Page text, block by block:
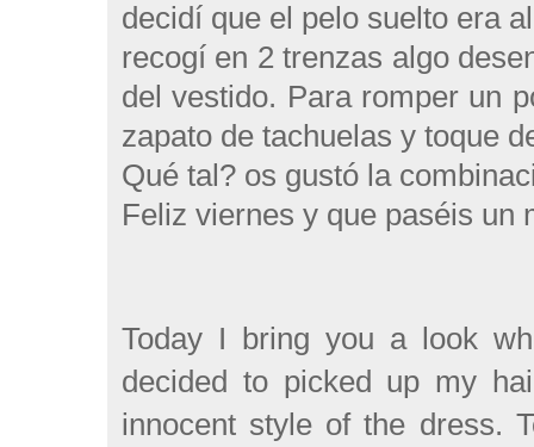
decidí que el pelo suelto era
recogí en 2 trenzas algo
del vestido. Para romper un
zapato de tachuelas y toque
Qué tal? os gustó la
Feliz viernes y que paséis un
Today I bring you a look
decided to picked up my
innocent style of the dress.